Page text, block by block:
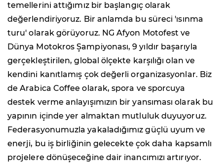
temellerini attığımız bir başlangıç olarak
değerlendiriyoruz. Bir anlamda bu süreci 'ısınma
turu' olarak görüyoruz. NG Afyon Motofest ve
Dünya Motokros Şampiyonası, 9 yıldır başarıyla
gerçekleştirilen, global ölçekte karşılığı olan ve
kendini kanıtlamış çok değerli organizasyonlar. Biz
de Arabica Coffee olarak, spora ve sporcuya
destek verme anlayışımızın bir yansıması olarak bu
yapının içinde yer almaktan mutluluk duyuyoruz.
Federasyonumuzla yakaladığımız güçlü uyum ve
enerji, bu iş birliğinin gelecekte çok daha kapsamlı
projelere dönüşeceğine dair inancımızı artırıyor.